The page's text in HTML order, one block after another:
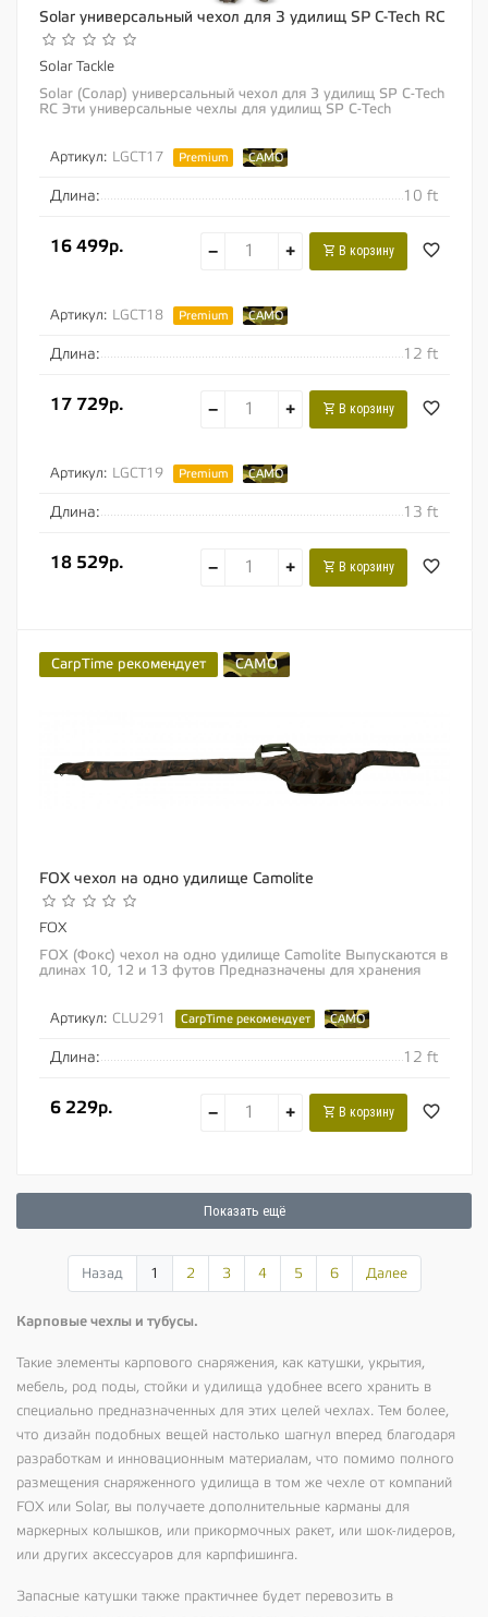
Solar универсальный чехол для 3 удилищ SP C-Tech RC
Solar Tackle
Solar (Солар) универсальный чехол для 3 удилищ SP C-Tech
RC Эти универсальные чехлы для удилищ SP C-Tech
Артикул: LGCT17 Premium CAMO
Длина: 10 ft
16 499р. − + В корзину
Артикул: LGCT18 Premium CAMO
Длина: 12 ft
17 729р. − + В корзину
Артикул: LGCT19 Premium CAMO
Длина: 13 ft
18 529р. − + В корзину
CarpTime рекомендует CAMO
FOX чехол на одно удилище Camolite
FOX
FOX (Фокс) чехол на одно удилище Camolite Выпускаются в
длинах 10, 12 и 13 футов Предназначены для хранения
Артикул: CLU291 CarpTime рекомендует CAMO
Длина: 12 ft
6 229р. − + В корзину
Показать ещё
Назад 1 2 3 4 5 6 Далее
Карповые чехлы и тубусы.
Такие элементы карпового снаряжения, как катушки, укрытия,
мебель, род поды, стойки и удилища удобнее всего хранить в
специально предназначенных для этих целей чехлах. Тем более,
что дизайн подобных вещей настолько шагнул вперед благодаря
разработкам и инновационным материалам, что помимо полного
размещения снаряженного удилища в том же чехле от компаний
FOX или Solar, вы получаете дополнительные карманы для
маркерных колышков, или прикормочных ракет, или шок-лидеров,
или других аксессуаров для карпфишинга.
Запасные катушки также практичнее будет перевозить в